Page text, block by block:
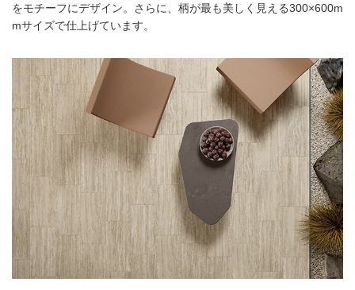
をモチーフにデザイン。さらに、柄が最も美しく見える300×600m
mサイズで仕上げています。